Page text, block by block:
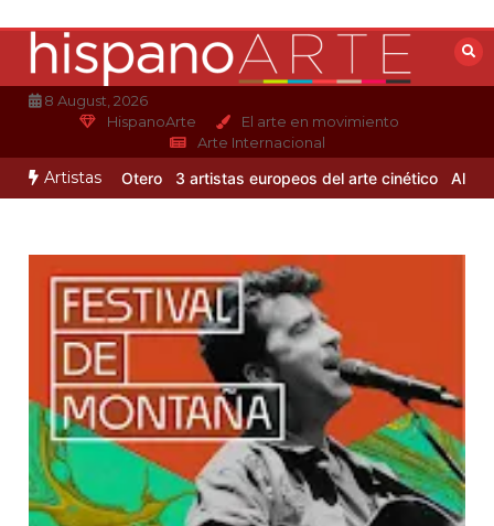
contenido
8 August, 2026
HispanoArte
El arte en movimiento
Arte Internacional
Artistas
Alejandro Otero 3 artistas europeos del arte cinético Albert